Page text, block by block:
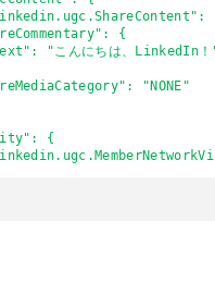
{
んにちは、LinkedIn！
"NONE"
{